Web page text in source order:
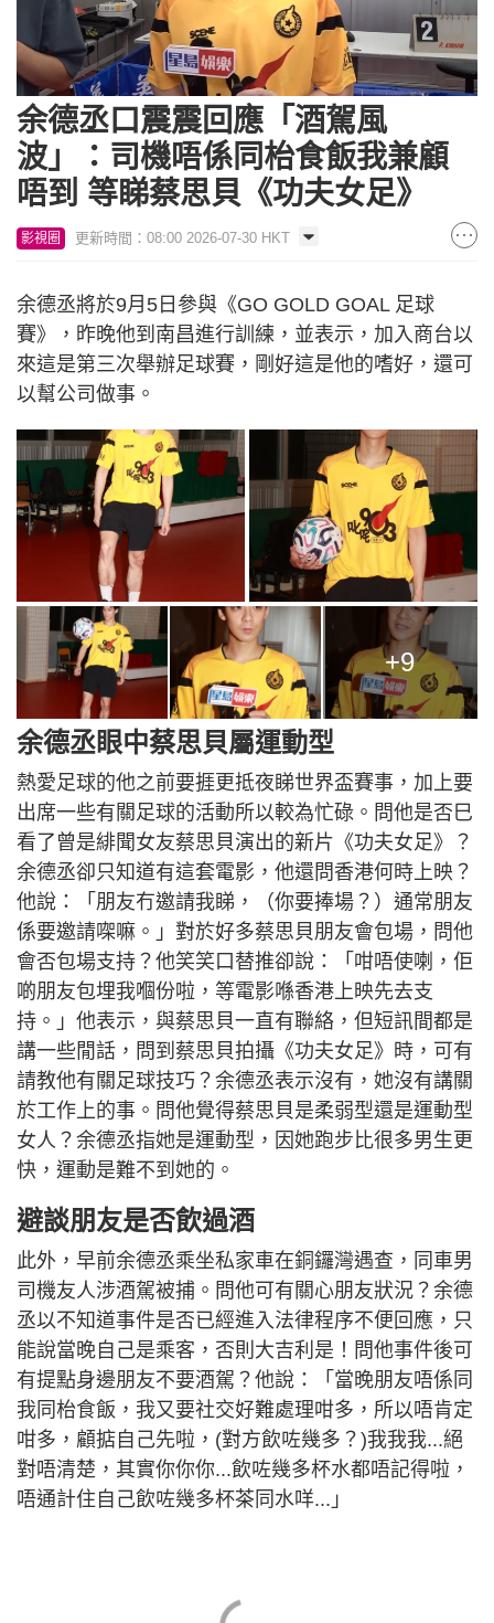
Unmute Loaded:
16.79%
余德丞口震震回應「酒駕風
波」：司機唔係同枱食飯我兼顧
唔到 等睇蔡思貝《功夫女足》
影視圈 更新時間：08:00 2026-07-30 HKT
余德丞將於9月5日參與《GO GOLD GOAL 足球
賽》，昨晚他到南昌進行訓練，並表示，加入商台以
來這是第三次舉辦足球賽，剛好這是他的嗜好，還可
以幫公司做事。
+9
余德丞眼中蔡思貝屬運動型
熱愛足球的他之前要捱更抵夜睇世界盃賽事，加上要
出席一些有關足球的活動所以較為忙碌。問他是否巳
看了曾是緋聞女友蔡思貝演出的新片《功夫女足》？
余德丞卻只知道有這套電影，他還問香港何時上映？
他說：「朋友冇邀請我睇，（你要捧場？）通常朋友
係要邀請㗎嘛。」對於好多蔡思貝朋友會包場，問他
會否包場支持？他笑笑口替推卻說：「咁唔使喇，佢
啲朋友包埋我嗰份啦，等電影喺香港上映先去支
持。」他表示，與蔡思貝一直有聯絡，但短訊間都是
講一些閒話，問到蔡思貝拍攝《功夫女足》時，可有
請教他有關足球技巧？余德丞表示沒有，她沒有講關
於工作上的事。問他覺得蔡思貝是柔弱型還是運動型
女人？余德丞指她是運動型，因她跑步比很多男生更
快，運動是難不到她的。
避談朋友是否飲過酒
此外，早前余德丞乘坐私家車在銅鑼灣遇查，同車男
司機友人涉酒駕被捕。問他可有關心朋友狀況？余德
丞以不知道事件是否已經進入法律程序不便回應，只
能說當晚自己是乘客，否則大吉利是！問他事件後可
有提點身邊朋友不要酒駕？他說：「當晚朋友唔係同
我同枱食飯，我又要社交好難處理咁多，所以唔肯定
咁多，顧掂自己先啦，(對方飲咗幾多？)我我我...絕
對唔清楚，其實你你你...飲咗幾多杯水都唔記得啦，
唔通計住自己飲咗幾多杯茶同水咩...」